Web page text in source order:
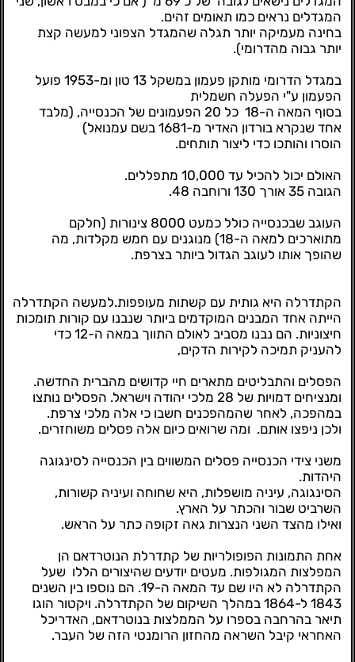
המגדלים נראים כמו תאומים זהים.
בחינה מעמיקה יותר תגלה שהמגדל הצפוני למעשה קצת
יותר גבוה מהדרומי).
במגדל הדרומי מותקן פעמון במשקל 13 טון ומ-1953 פועל
הפעמון ע"י הפעלה חשמלית
בסוף המאה ה-18 כל 20 הפעמונים של הכנסייה, (מלבד
אחד שנקרא בורדון האדיר מ-1681 בשם עמנואל)
הוסרו והותכו כדי ליצור תותחים.
האולם יכול להכיל עד 10,000 מתפללים.
הגובה 35 אורך 130 ורוחבה 48.
העוגב שבכנסייה כולל כמעט 8000 צינורות (חלקם
מתוארכים למאה ה-18) מנוגנים עם חמש מקלדות, מה
שהופך אותו לעוגב הגדול ביותר בצרפת.
הקתדרלה היא גותית עם קשתות מעופפות.למעשה הקתדרלה
הייתה אחד המבנים המוקדמים ביותר שנבנו עם קורות תומכות
חיצוניות. הם נבנו מסביב לאולם התווך במאה ה-12 כדי
להעניק תמיכה לקירות הדקים,
הפסלים והתבליטים מתארים חיי קדושים מהברית החדשה.
ומנציחים דמויות של 28 מלכי יהודה וישראל. הפסלים נותצו
במהפכה, לאחר שהמהפכנים חשבו כי אלה מלכי צרפת.
ולכן ניפצו אותם. ומה שרואים כיום אלה פסלים משוחזרים.
משני צידי הכנסייה פסלים המשווים בין הכנסייה לסינגוגה
היהדות.
הסינגוגה, עיניה מושפלות, היא שחוחה ועיניה קשורות,
השרביט שבור והכתר על הארץ.
ואילו מהצד השני הנצרות גאה זקופה כתר על הראש.
אחת התמונות הפופולריות של קתדרלת הנוטרדאם הן
המפלצות המגולפות. מעטים יודעים שהיצורים הללו שעל
הקתדרלה לא היו שם עד המאה ה-19. הם נוספו בין השנים
1843 ל-1864 במהלך השיקום של הקתדרלה. ויקטור הוגו
תיאר בהרחבה בספרו על הממלצות בנוטרדאם, האדריכל
האחראי קיבל השראה מהחזון הרומנטי הזה של העבר.